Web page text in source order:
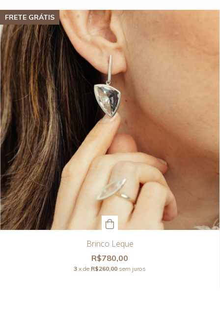
FRETE GRÁTIS
Brinco Leque
R$780,00
3 x de R$260,00 sem juros